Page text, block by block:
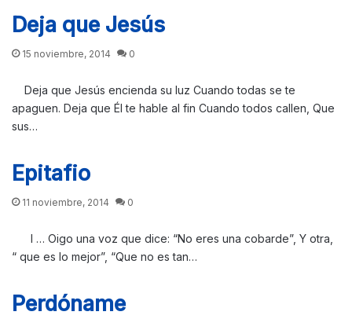
Deja que Jesús
15 noviembre, 2014 0
Deja que Jesús encienda su luz Cuando todas se te
apaguen. Deja que Él te hable al fin Cuando todos callen, Que
sus…
Epitafio
11 noviembre, 2014 0
I … Oigo una voz que dice: “No eres una cobarde”, Y otra,
“ que es lo mejor”, “Que no es tan…
Perdóname